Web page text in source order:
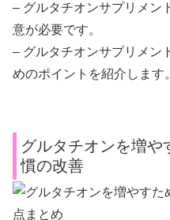
– グルタチオンサプリメン
意が必要です。
– グルタチオンサプリメン
めのポイントを紹介します。
グルタチオンを増や
慣の改善